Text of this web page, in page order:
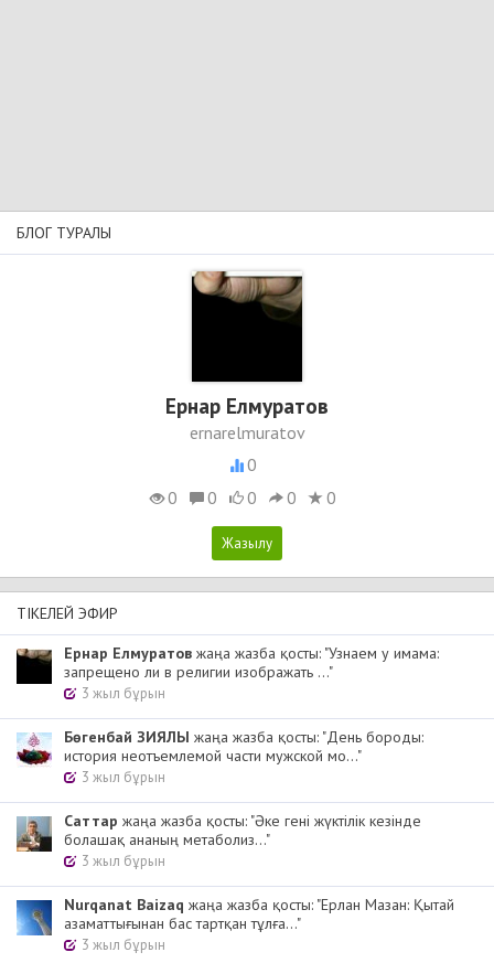
БЛОГ ТУРАЛЫ
Ернар Елмуратов
ernarelmuratov
0
0
0 0 0 0
ТІКЕЛЕЙ ЭФИР
Ернар Елмуратов жаңа жазба қосты: "Узнаем у имама:
запрещено ли в религии изображать ..."
3 жыл бұрын
Бөгенбай ЗИЯЛЫ жаңа жазба қосты: "День бороды:
история неотъемлемой части мужской мо..."
3 жыл бұрын
Cаттар жаңа жазба қосты: "Әке гені жүктілік кезінде
болашақ ананың метаболиз..."
3 жыл бұрын
Nurqanat Baizaq жаңа жазба қосты: "Ерлан Мазан: Қытай
азаматтығынан бас тартқан тұлға..."
3 жыл бұрын